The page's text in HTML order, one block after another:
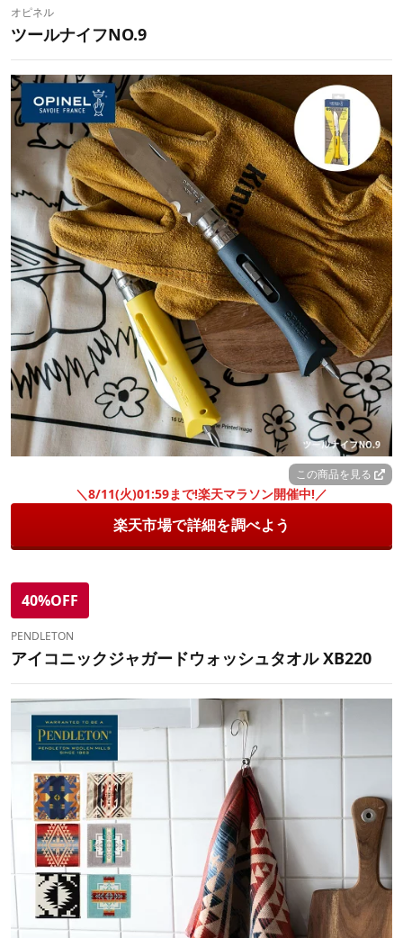
オピネル
ツールナイフNO.9
この商品を見る
＼8/11(火)01:59まで!楽天マラソン開催中!／
楽天市場で詳細を調べよう
40%OFF
PENDLETON
アイコニックジャガードウォッシュタオル XB220